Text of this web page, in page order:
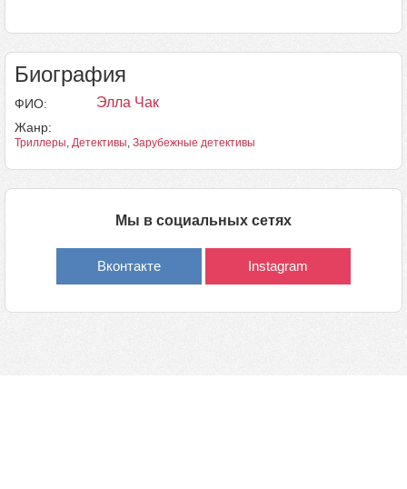
Биография
ФИО: Элла Чак
Жанр:
Триллеры, Детективы, Зарубежные детективы
Мы в социальных сетях
Вконтакте Instagram